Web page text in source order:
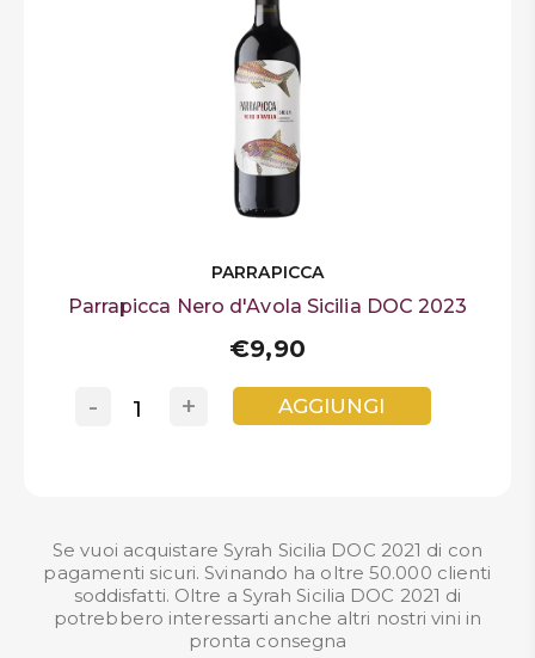
PARRAPICCA
Parrapicca Nero d'Avola Sicilia DOC 2023
€9,90
+
- AGGIUNGI
Se vuoi acquistare Syrah Sicilia DOC 2021 di con
pagamenti sicuri. Svinando ha oltre 50.000 clienti
soddisfatti. Oltre a Syrah Sicilia DOC 2021 di
potrebbero interessarti anche altri nostrivini in
pronta consegna